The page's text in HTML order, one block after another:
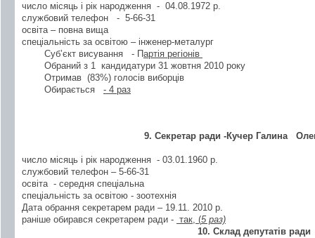
число місяць і рік народження - 04.08.1972 р.
службовий телефон - 5-66-31
освіта – повна вища
спеціальність за освітою – інженер-металург
Суб’єкт висування - Партія регіонів
Обраний з 1 кандидатури 31 жовтня 2010 року
Отримав (83%) голосів виборців
Обирається - 4 раз
9. Секретар ради -Кучер Галина
число місяць і рік народження - 03.01.1960 р.
службовий телефон – 5-66-31
освіта - середня спеціальна
спеціальність за освітою - зоотехнія
Дата обрання секретарем ради – 19.11. 2010 р.
раніше обирався секретарем ради - так, (5 раз)
10. Склад депутатів ради